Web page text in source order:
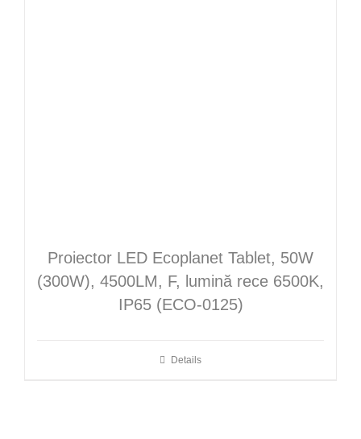
Proiector LED Ecoplanet Tablet, 50W
(300W), 4500LM, F, lumină rece 6500K,
IP65 (ECO-0125)
Details